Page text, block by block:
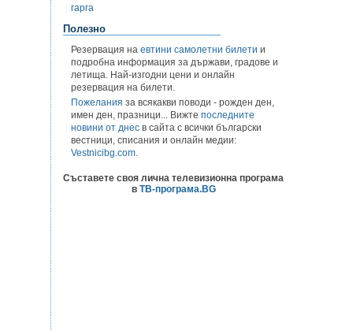
гарга
Полезно
Резервация на евтини самолетни билети и
подробна информация за държави, градове и
летища. Най-изгодни цени и онлайн
резервация на билети.
Пожелания за всякакви поводи - рожден ден,
имен ден, празници... Вижте последните
новини от днес в сайта с всички български
вестници, списания и онлайн медии:
Vestnicibg.com.
Съставете своя лична телевизионна програма
в ТВ-програма.BG